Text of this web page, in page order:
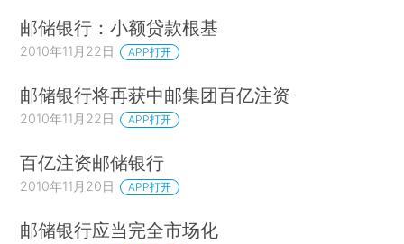
邮储银行：小额贷款根基
2010年11月22日 APP打开
邮储银行将再获中邮集团百亿注资
2010年11月22日 APP打开
百亿注资邮储银行
2010年11月20日 APP打开
邮储银行应当完全市场化